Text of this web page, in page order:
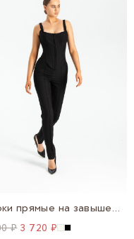
Брюки прямые на завышенной посадке
₽ 3 720 ₽